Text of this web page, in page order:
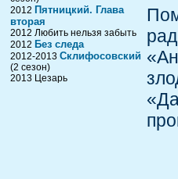
2012 Пятницкий. Глава
вторая
2012 Любить нельзя забыть
2012 Без следа
2012-2013 Склифосовский
(2 сезон)
2013 Цезарь